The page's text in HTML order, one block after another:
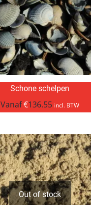
Schone schelpen
Vanaf€136.55 incl. BTW
Out of stock